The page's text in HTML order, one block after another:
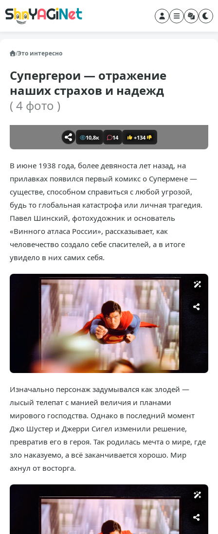
/Это интересно
Супергерои — отражение
наших страхов и надежд
( 4 фото )
10,8к 14 +134
В июне 1938 года, более девяноста лет назад, на
прилавках появился первый комикс о Супермене —
существе, способном справиться с любой угрозой,
будь то глобальная катастрофа или личная трагедия.
Павел Шинский, фотохудожник и основатель
«Винного атласа России», рассказывает, как
человечество создало себе спасителей, а в итоге
увидело в них самих себя.
Изначально персонаж задумывался как злодей —
лысый телепат с манией величия и планами
мирового господства. Однако в последний момент
Джо Шустер и Джерри Сигел изменили решение,
превратив его в героя. Так родилась мечта о мире, где
зло наказуемо, а всё заканчивается хорошо. Мир
ахнул от восторга.